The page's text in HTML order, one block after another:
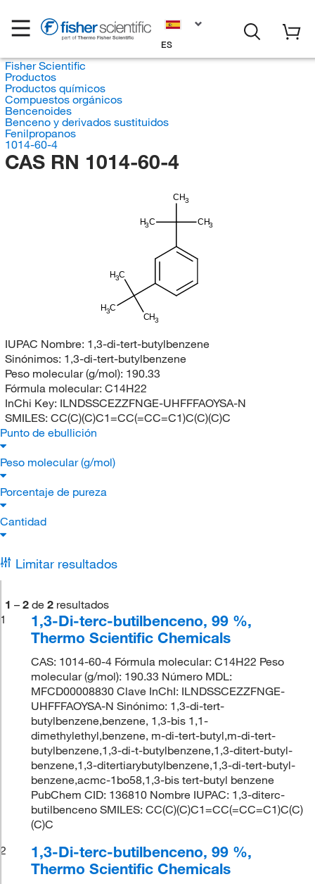
ES
Fisher Scientific
Productos
Productos químicos
Compuestos orgánicos
Bencenoides
Benceno y derivados sustituidos
Fenilpropanos
1014-60-4
CAS RN 1014-60-4
CH3
H3C CH3
H3C
H3C
CH3
IUPAC Nombre: 1,3-di-tert-butylbenzene
Sinónimos: 1,3-di-tert-butylbenzene
Peso molecular (g/mol): 190.33
Fórmula molecular: C14H22
InChi Key: ILNDSSCEZZFNGE-UHFFFAOYSA-N
SMILES: CC(C)(C)C1=CC(=CC=C1)C(C)(C)C
Punto de ebullición
Peso molecular (g/mol)
Porcentaje de pureza
Cantidad
Limitar resultados
1 – 2 de 2 resultados
1
1,3-Di-terc-butilbenceno, 99 %,
Thermo Scientific Chemicals
CAS: 1014-60-4 Fórmula molecular: C14H22 Peso
molecular (g/mol): 190.33 Número MDL:
MFCD00008830 Clave InChI: ILNDSSCEZZFNGE-
UHFFFAOYSA-N Sinónimo: 1,3-di-tert-
butylbenzene,benzene, 1,3-bis 1,1-
dimethylethyl,benzene, m-di-tert-butyl,m-di-tert-
butylbenzene,1,3-di-t-butylbenzene,1,3-ditert-butyl-
benzene,1,3-ditertiarybutylbenzene,1,3-di-tert-butyl-
benzene,acmc-1bo58,1,3-bis tert-butyl benzene
PubChem CID: 136810 Nombre IUPAC: 1,3-diterc-
butilbenceno SMILES: CC(C)(C)C1=CC(=CC=C1)C(C)
(C)C
2
1,3-Di-terc-butilbenceno, 99 %,
Thermo Scientific Chemicals